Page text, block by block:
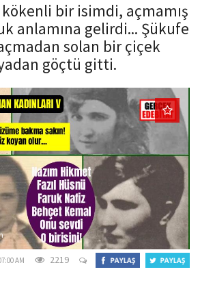
bir isimdi, açmamış
anlamına gelirdi... Şükufe
solan bir çiçek
göçtü gitti.
AM 2219